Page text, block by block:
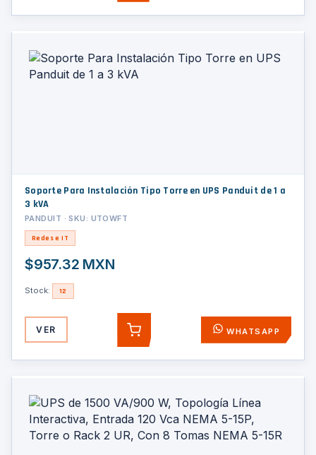
Soporte Para Instalación Tipo Torre en UPS Panduit de 1 a
3 kVA
PANDUIT · SKU: UTOWFT
Redes e IT
$957.32 MXN
Stock: 12
VER AGREGAR WHATSAPP